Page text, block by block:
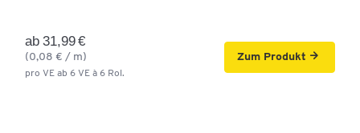
ab 31,99 €
(0,08 € / m)
pro VE ab 6 VE à 6 Rol.
Zum Produkt